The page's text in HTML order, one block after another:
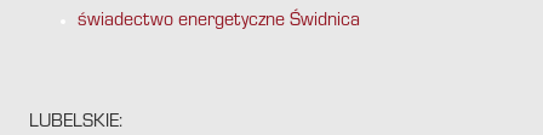
świadectwo energetyczne Świdnica
LUBELSKIE: